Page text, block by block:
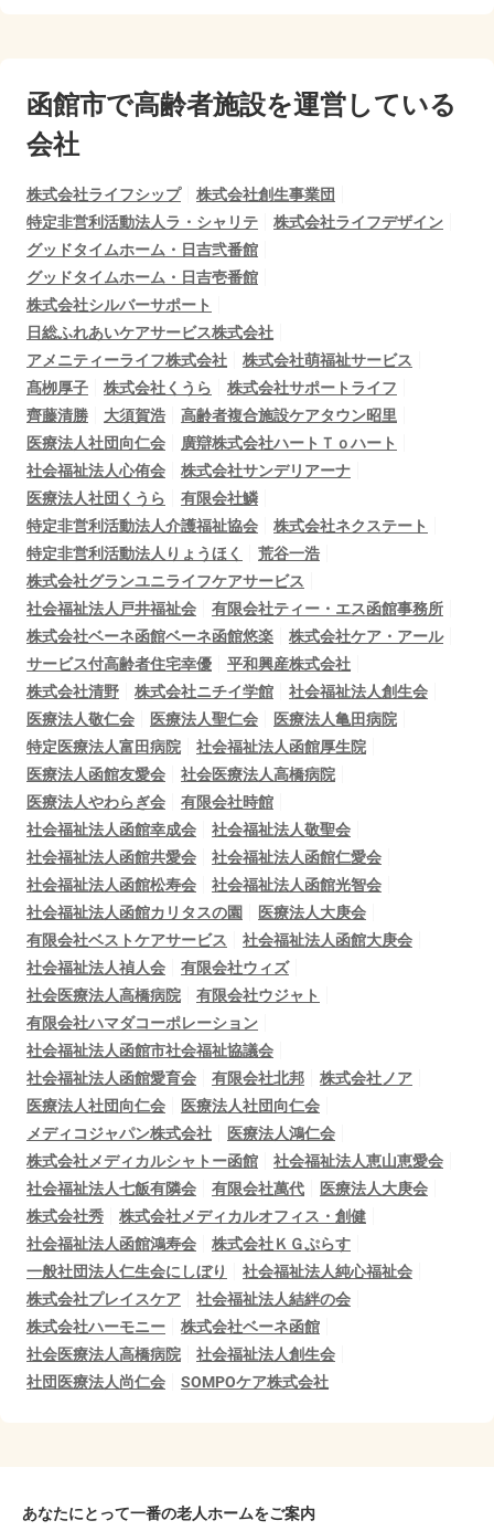
函館市で高齢者施設を運営している
会社
株式会社ライフシップ
株式会社創生事業団
特定非営利活動法人ラ・シャリテ
株式会社ライフデザイン
グッドタイムホーム・日吉弐番館
グッドタイムホーム・日吉壱番館
株式会社シルバーサポート
日総ふれあいケアサービス株式会社
アメニティーライフ株式会社
株式会社萌福祉サービス
髙栁厚子
株式会社くうら
株式会社サポートライフ
齊藤清勝
大須賀浩
高齢者複合施設ケアタウン昭里
医療法人社団向仁会
廣辯株式会社ハートＴｏハート
社会福祉法人心侑会
株式会社サンデリアーナ
医療法人社団くうら
有限会社鱗
特定非営利活動法人介護福祉協会
株式会社ネクステート
特定非営利活動法人りょうほく
荒谷一浩
株式会社グランユニライフケアサービス
社会福祉法人戸井福祉会
有限会社ティー・エス函館事務所
株式会社ベーネ函館ベーネ函館悠楽
株式会社ケア・アール
サービス付高齢者住宅幸優
平和興産株式会社
株式会社清野
株式会社ニチイ学館
社会福祉法人創生会
医療法人敬仁会
医療法人聖仁会
医療法人亀田病院
特定医療法人富田病院
社会福祉法人函館厚生院
医療法人函館友愛会
社会医療法人高橋病院
医療法人やわらぎ会
有限会社時館
社会福祉法人函館幸成会
社会福祉法人敬聖会
社会福祉法人函館共愛会
社会福祉法人函館仁愛会
社会福祉法人函館松寿会
社会福祉法人函館光智会
社会福祉法人函館カリタスの園
医療法人大庚会
有限会社ベストケアサービス
社会福祉法人函館大庚会
社会福祉法人禎人会
有限会社ウィズ
社会医療法人高橋病院
有限会社ウジャト
有限会社ハマダコーポレーション
社会福祉法人函館市社会福祉協議会
社会福祉法人函館愛育会
有限会社北邦
株式会社ノア
医療法人社団向仁会
医療法人社団向仁会
メディコジャパン株式会社
医療法人鴻仁会
株式会社メディカルシャトー函館
社会福祉法人恵山恵愛会
社会福祉法人七飯有隣会
有限会社萬代
医療法人大庚会
株式会社秀
株式会社メディカルオフィス・創健
社会福祉法人函館鴻寿会
株式会社ＫＧぷらす
一般社団法人仁生会にしぼり
社会福祉法人純心福祉会
株式会社プレイスケア
社会福祉法人結絆の会
株式会社ハーモニー
株式会社ベーネ函館
社会医療法人高橋病院
社会福祉法人創生会
社団医療法人尚仁会
SOMPOケア株式会社
あなたにとって一番の老人ホームをご案内